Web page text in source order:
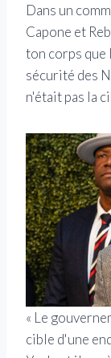
Dans un
Capone et
ton corps que
sécurité des
n'était pas la
« Le
cible d'une